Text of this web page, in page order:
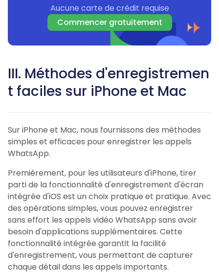
Aucune carte de crédit requise
Commencer gratuitement
III. Méthodes d'enregistremen
t faciles sur iPhone et Mac
Sur iPhone et Mac, nous fournissons des méthodes
simples et efficaces pour enregistrer les appels
WhatsApp.
Premièrement, pour les utilisateurs d'iPhone, tirer
parti de la fonctionnalité d'enregistrement d'écran
intégrée d'iOS est un choix pratique et pratique. Avec
des opérations simples, vous pouvez enregistrer
sans effort les appels vidéo WhatsApp sans avoir
besoin d'applications supplémentaires. Cette
fonctionnalité intégrée garantit la facilité
d'enregistrement, vous permettant de capturer
chaque détail dans les appels importants.